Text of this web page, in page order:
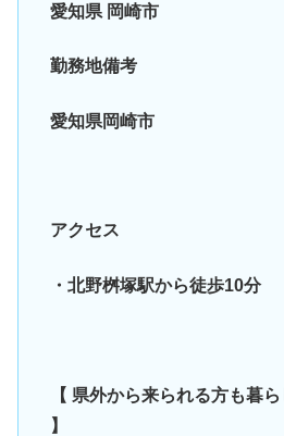
愛知県 岡崎市
勤務地備考
愛知県岡崎市
アクセス
・北野桝塚駅から徒歩10分
【 県外から来られる方も暮
】